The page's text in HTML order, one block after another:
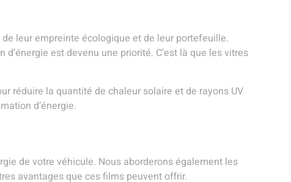
leur empreinte écologique et de leur portefeuille.
est devenu une priorité. C’est là que les vitres
réduire la quantité de chaleur solaire et de rayons UV
d’énergie.
de votre véhicule. Nous aborderons également les
avantages que ces films peuvent offrir.